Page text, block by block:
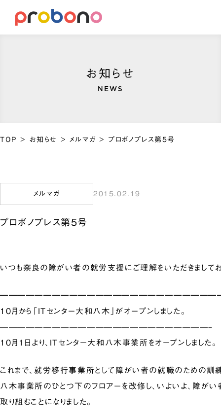
お知らせ
NEWS
TOP > お知らせ > メルマガ > プロボノプレス第5号
メルマガ 2015.02.19
プロボノプレス第5号
いつも奈良の障がい者の就労支援にご理解をいただきまして
10月から「ITセンター大和八木」がオープンしました。
————————————————————————–
10月１日より、ITセンター大和八木事業所をオープンしました。
これまで、就労移行事業所として障がい者の就職のための訓
八木事業所のひとつ下のフロアーを改修し、いよいよ、障がい
取り組むことになりました。